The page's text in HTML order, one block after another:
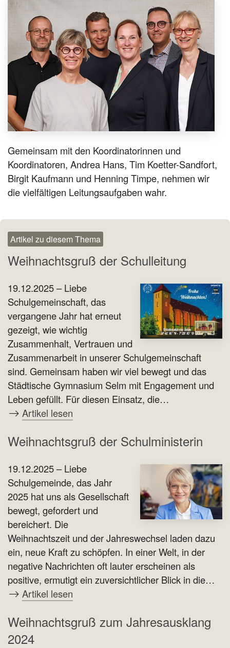
Gemeinsam mit den Koordinatorinnen und
Koordinatoren, Andrea Hans, Tim Koetter-Sandfort,
Birgit Kaufmann und Henning Timpe, nehmen wir
die vielfältigen Leitungsaufgaben wahr.
Artikel zu diesem Thema
Weihnachtsgruß der Schulleitung
19.12.2025 – Liebe
Schulgemeinschaft, das
vergangene Jahr hat erneut
gezeigt, wie wichtig
Zusammenhalt, Vertrauen und
Zusammenarbeit in unserer Schulgemeinschaft
sind. Gemeinsam haben wir viel bewegt und das
Städtische Gymnasium Selm mit Engagement und
Leben gefüllt. Für diesen Einsatz, die…
Artikel lesen
Weihnachtsgruß der Schulministerin
19.12.2025 – Liebe
Schulgemeinde, das Jahr
2025 hat uns als Gesellschaft
bewegt, gefordert und
bereichert. Die
Weihnachtszeit und der Jahreswechsel laden dazu
ein, neue Kraft zu schöpfen. In einer Welt, in der
negative Nachrichten oft lauter erscheinen als
positive, ermutigt ein zuversichtlicher Blick in die…
Artikel lesen
Weihnachtsgruß zum Jahresausklang
2024